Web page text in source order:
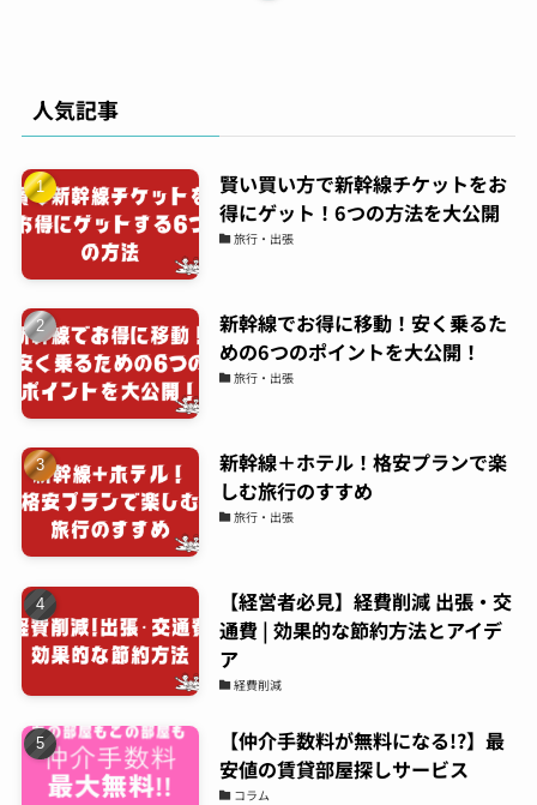
人気記事
賢い買い方で新幹線チケットをお
得にゲット！6つの方法を大公開
旅行・出張
新幹線でお得に移動！安く乗るた
めの6つのポイントを大公開！
旅行・出張
新幹線＋ホテル！格安プランで楽
しむ旅行のすすめ
旅行・出張
【経営者必見】経費削減 出張・交
通費 | 効果的な節約方法とアイデ
ア
経費削減
【仲介手数料が無料になる!?】最
安値の賃貸部屋探しサービス
コラム